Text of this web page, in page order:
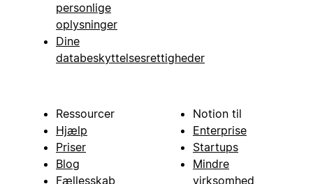
personlige
oplysninger
Dine
databeskyttelsesrettigheder
Ressourcer
Hjælp
Priser
Blog
Fællesskab
Notion til
Enterprise
Startups
Mindre
virksomhed